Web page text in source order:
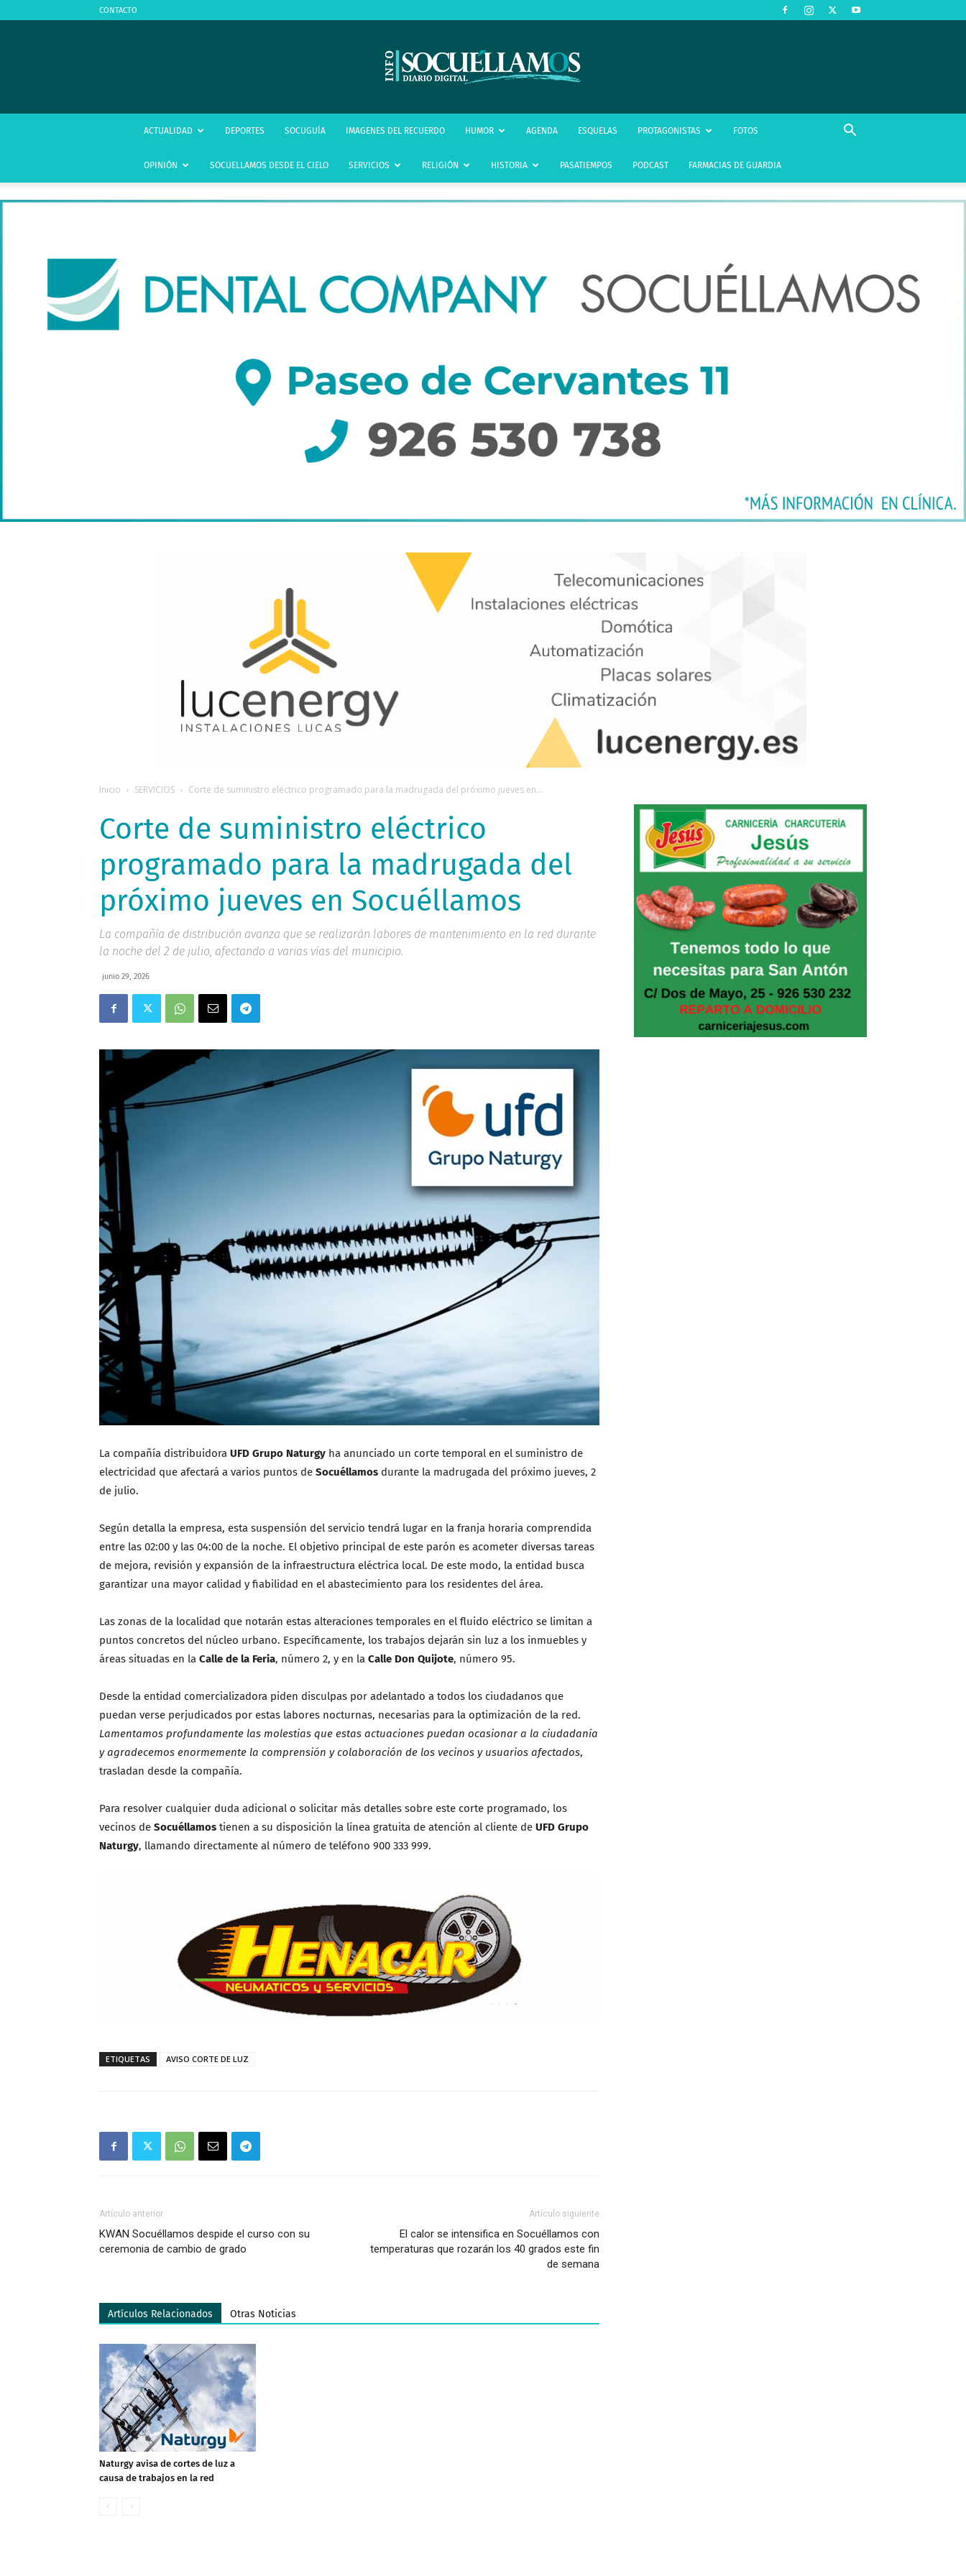
CONTACTO
infoSocuéllamos
ACTUALIDAD DEPORTES SOCUGUÍA IMAGENES DEL RECUERDO HUMOR AGENDA ESQUELAS PROTAGONISTAS FOTOS
OPINIÓN SOCUELLAMOS DESDE EL CIELO SERVICIOS RELIGIÓN HISTORIA PASATIEMPOS PODCAST FARMACIAS DE GUARDIA
Inicio SERVICIOS Corte de suministro eléctrico programado para la madrugada del próximo jueves en...
Corte de suministro eléctrico
programado para la madrugada del
próximo jueves en Socuéllamos
La compañía de distribución avanza que se realizarán labores de mantenimiento en la red durante
la noche del 2 de julio, afectando a varias vías del municipio.
junio 29, 2026
La compañía distribuidora UFD Grupo Naturgy ha anunciado un corte temporal en el suministro de
electricidad que afectará a varios puntos de Socuéllamos durante la madrugada del próximo jueves, 2
de julio.
Según detalla la empresa, esta suspensión del servicio tendrá lugar en la franja horaria comprendida
entre las 02:00 y las 04:00 de la noche. El objetivo principal de este parón es acometer diversas tareas
de mejora, revisión y expansión de la infraestructura eléctrica local. De este modo, la entidad busca
garantizar una mayor calidad y fiabilidad en el abastecimiento para los residentes del área.
Las zonas de la localidad que notarán estas alteraciones temporales en el fluido eléctrico se limitan a
puntos concretos del núcleo urbano. Específicamente, los trabajos dejarán sin luz a los inmuebles y
áreas situadas en la Calle de la Feria, número 2, y en la Calle Don Quijote, número 95.
Desde la entidad comercializadora piden disculpas por adelantado a todos los ciudadanos que
puedan verse perjudicados por estas labores nocturnas, necesarias para la optimización de la red.
Lamentamos profundamente las molestias que estas actuaciones puedan ocasionar a la ciudadanía
y agradecemos enormemente la comprensión y colaboración de los vecinos y usuarios afectados,
trasladan desde la compañía.
Para resolver cualquier duda adicional o solicitar más detalles sobre este corte programado, los
vecinos de Socuéllamos tienen a su disposición la línea gratuita de atención al cliente de UFD Grupo
Naturgy, llamando directamente al número de teléfono 900 333 999.
ETIQUETAS AVISO CORTE DE LUZ
Artículo anterior
KWAN Socuéllamos despide el curso con su
ceremonia de cambio de grado
Artículo siguiente
El calor se intensifica en Socuéllamos con
temperaturas que rozarán los 40 grados este fin
de semana
Artículos Relacionados Otras Noticias
Naturgy avisa de cortes de luz a
causa de trabajos en la red